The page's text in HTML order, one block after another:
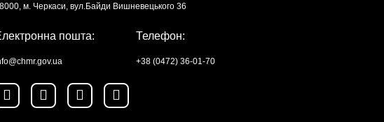
м. Черкаси, вул.Байди Вишневецького 36
пошта: Телефон:
+38 (0472) 36-01-70